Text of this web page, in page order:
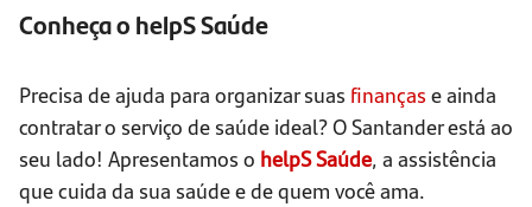
Conheça o helpS Saúde
Precisa de ajuda para organizar suas finanças e ainda
contratar o serviço de saúde ideal? O Santander está ao
seu lado! Apresentamos o helpS Saúde, a assistência
que cuida da sua saúde e de quem você ama.